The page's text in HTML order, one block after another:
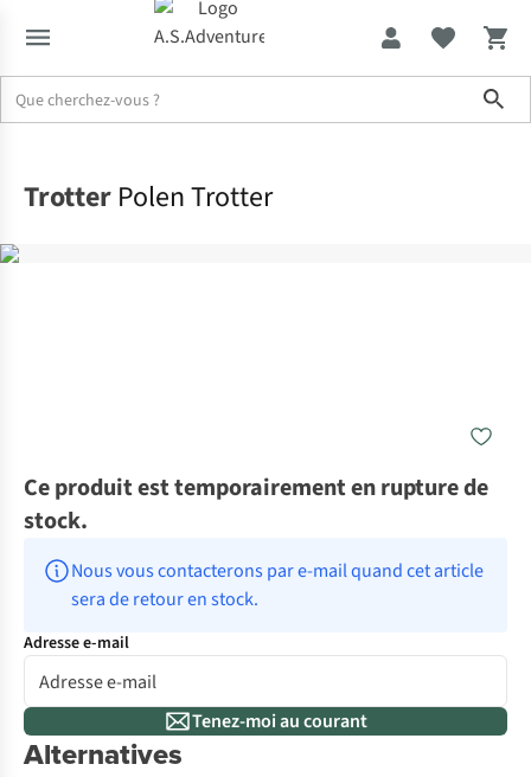
Trotter Polen Trotter
Ce produit est temporairement en rupture de
stock.
Nous vous contacterons par e-mail quand cet article
sera de retour en stock.
Adresse e-mail
Tenez-moi au courant
Alternatives